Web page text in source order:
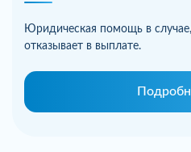
Юридическая помощь в
отказывает в выплате.